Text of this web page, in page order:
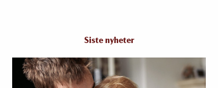
Siste nyheter